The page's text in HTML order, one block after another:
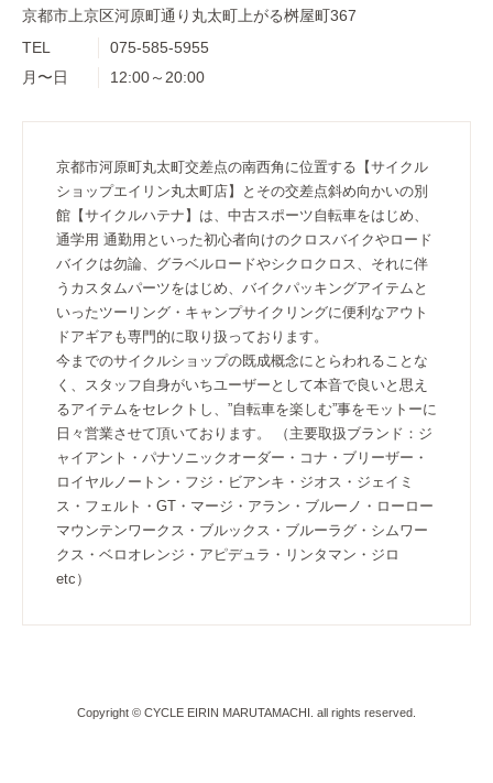
京都市上京区河原町通り丸太町上がる桝屋町367
TEL
075-585-5955
月〜日
12:00～20:00
京都市河原町丸太町交差点の南西角に位置する【サイクル
ショップエイリン丸太町店】とその交差点斜め向かいの別
館【サイクルハテナ】は、中古スポーツ自転車をはじめ、
通学用 通勤用といった初心者向けのクロスバイクやロード
バイクは勿論、グラベルロードやシクロクロス、それに伴
うカスタムパーツをはじめ、バイクパッキングアイテムと
いったツーリング・キャンプサイクリングに便利なアウト
ドアギアも専門的に取り扱っております。
今までのサイクルショップの既成概念にとらわれることな
く、スタッフ自身がいちユーザーとして本音で良いと思え
るアイテムをセレクトし、”自転車を楽しむ”事をモットーに
日々営業させて頂いております。 （主要取扱ブランド：ジ
ャイアント・パナソニックオーダー・コナ・ブリーザー・
ロイヤルノートン・フジ・ビアンキ・ジオス・ジェイミ
ス・フェルト・GT・マージ・アラン・ブルーノ・ローロー
マウンテンワークス・ブルックス・ブルーラグ・シムワー
クス・ベロオレンジ・アピデュラ・リンタマン・ジロ
etc）
Copyright © CYCLE EIRIN MARUTAMACHI. all rights reserved.